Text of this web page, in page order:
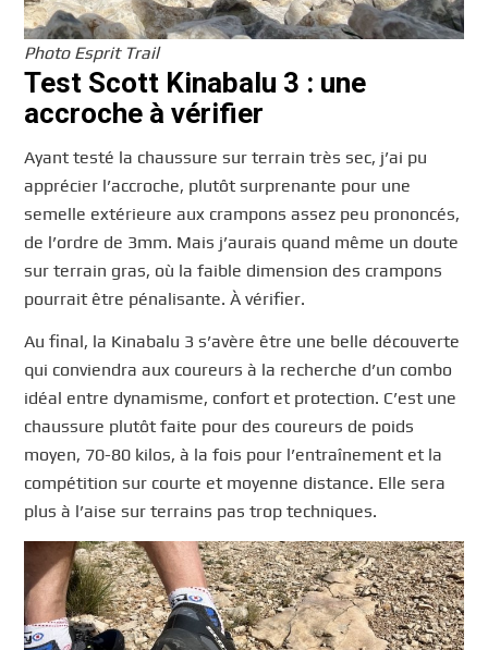
Photo Esprit Trail
Test Scott Kinabalu 3 : une
accroche à vérifier
Ayant testé la chaussure sur terrain très sec, j’ai pu
apprécier l’accroche, plutôt surprenante pour une
semelle extérieure aux crampons assez peu prononcés,
de l’ordre de 3mm. Mais j’aurais quand même un doute
sur terrain gras, où la faible dimension des crampons
pourrait être pénalisante. À vérifier.
Au final, la Kinabalu 3 s’avère être une belle découverte
qui conviendra aux coureurs à la recherche d’un combo
idéal entre dynamisme, confort et protection. C’est une
chaussure plutôt faite pour des coureurs de poids
moyen, 70-80 kilos, à la fois pour l’entraînement et la
compétition sur courte et moyenne distance. Elle sera
plus à l’aise sur terrains pas trop techniques.